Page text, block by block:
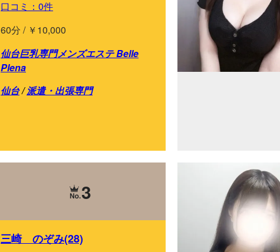
口コミ：0件
60分 / ￥10,000
仙台巨乳専門メンズエステ Belle
Plena
仙台/派遣・出張専門
3
三崎 のぞみ(28)